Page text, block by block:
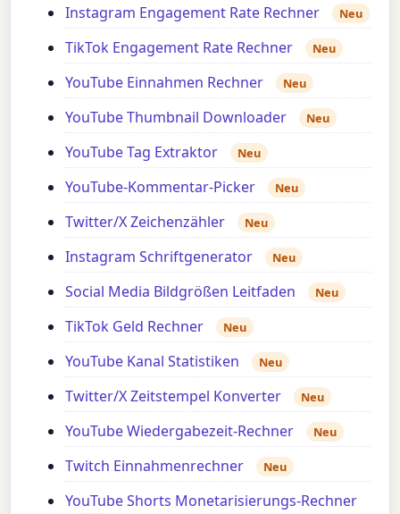
Instagram Engagement Rate Rechner Neu
TikTok Engagement Rate Rechner Neu
YouTube Einnahmen Rechner Neu
YouTube Thumbnail Downloader Neu
YouTube Tag Extraktor Neu
YouTube-Kommentar-Picker Neu
Twitter/X Zeichenzähler Neu
Instagram Schriftgenerator Neu
Social Media Bildgrößen Leitfaden Neu
TikTok Geld Rechner Neu
YouTube Kanal Statistiken Neu
Twitter/X Zeitstempel Konverter Neu
YouTube Wiedergabezeit-Rechner Neu
Twitch Einnahmenrechner Neu
YouTube Shorts Monetarisierungs-Rechner